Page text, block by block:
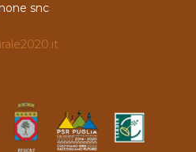
snc